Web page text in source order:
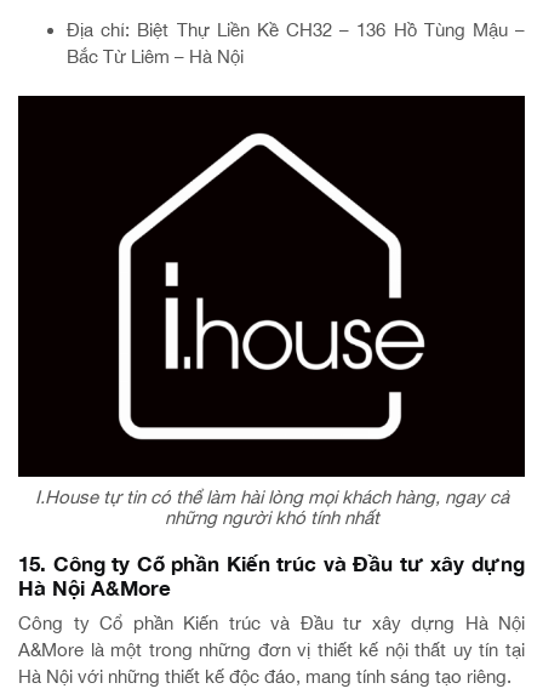
Địa chỉ: Biệt Thự Liền Kề CH32 – 136 Hồ Tùng Mậu –
Bắc Từ Liêm – Hà Nội
I.House tự tin có thể làm hài lòng mọi khách hàng, ngay cả
những người khó tính nhất
15. Công ty Cổ phần Kiến trúc và Đầu tư xây dựng
Hà Nội A&More
Công ty Cổ phần Kiến trúc và Đầu tư xây dựng Hà Nội
A&More là một trong những đơn vị thiết kế nội thất uy tín tại
Hà Nội với những thiết kế độc đáo, mang tính sáng tạo riêng.